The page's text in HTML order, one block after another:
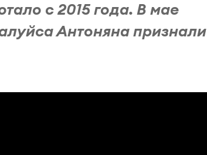
с 2015 года. В мае
Антоняна признали